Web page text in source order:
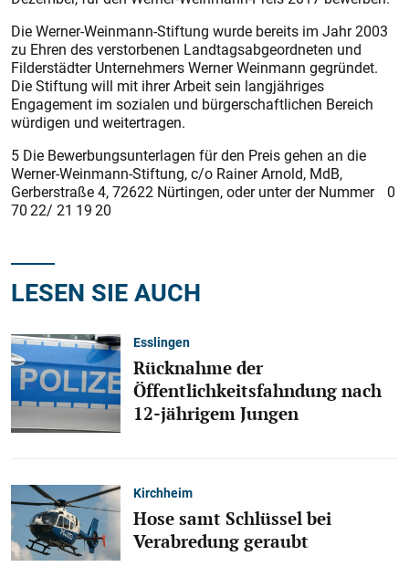
Die Werner-Weinmann-Stiftung wurde bereits im Jahr 2003
zu Ehren des verstorbenen Landtagsabgeordneten und
Filderstädter Unternehmers Werner Weinmann gegründet.
Die Stiftung will mit ihrer Arbeit sein langjähriges
Engagement im sozialen und bürgerschaftlichen Bereich
würdigen und weitertragen.
5 Die Bewerbungsunterlagen für den Preis gehen an die
Werner-Weinmann-Stiftung, c/o Rainer Arnold, MdB,
Gerberstraße 4, 72622 Nürtingen, oder unter der Nummer 0
70 22/ 21 19 20
LESEN SIE AUCH
Esslingen
Rücknahme der
Öffentlichkeitsfahndung nach
12-jährigem Jungen
Kirchheim
Hose samt Schlüssel bei
Verabredung geraubt